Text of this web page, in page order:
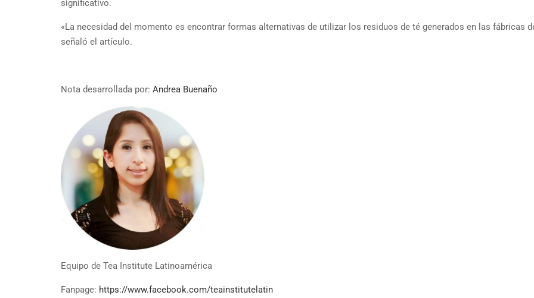
significativo.
«La necesidad del momento es encontrar formas alternativas de utilizar los residuos de té generados en las fábricas
señaló el artículo.
Nota desarrollada por: Andrea Buenaño
Equipo de Tea Institute Latinoamérica
Fanpage: https://www.facebook.com/teainstitutelatin